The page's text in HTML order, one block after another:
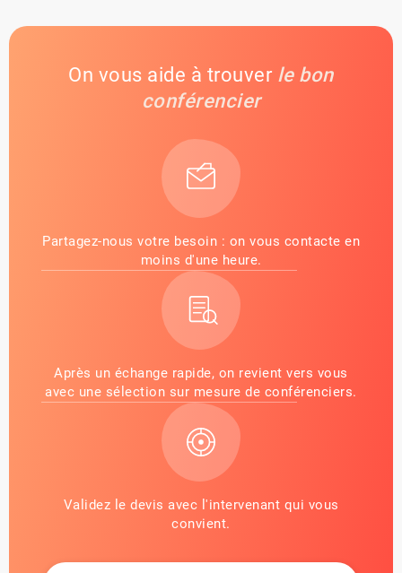
On vous aide à trouver le bon
conférencier
Partagez-nous votre besoin : on vous contacte en
moins d'une heure.
Après un échange rapide, on revient vers vous
avec une sélection sur mesure de conférenciers.
Validez le devis avec l'intervenant qui vous
convient.